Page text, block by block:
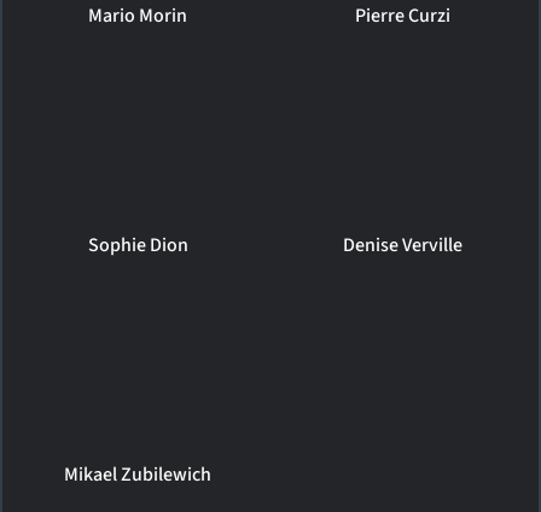
Mario Morin Pierre Curzi
Sophie Dion Denise Verville
Mikael Zubilewich